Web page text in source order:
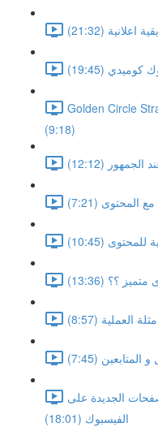
(21:32)
(19:45)
Golden Circle
(9:18)
(12:12)
المحتوى (7:21)
(10:45)
؟؟ (13:36)
(8:57)
(7:45)
الجديدة على
الفيسبوك (18:01)